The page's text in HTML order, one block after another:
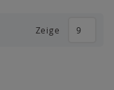
Zeige